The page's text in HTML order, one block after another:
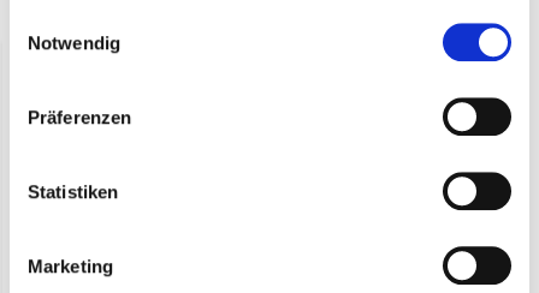
Notwendig
Präferenzen
Statistiken
Marketing
Vintage Käsebrett,